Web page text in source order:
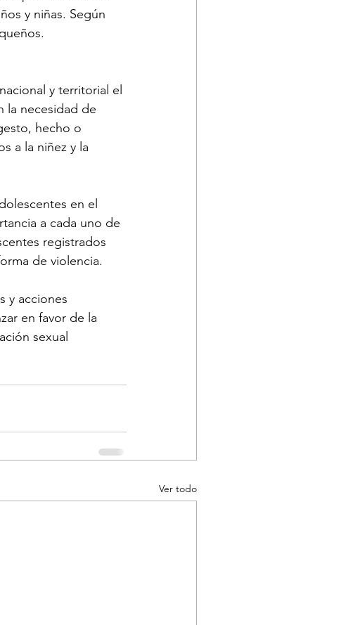
y niñas. Según
y territorial el
la necesidad de
hecho o
a la niñez y la
en el
a cada uno de
registrados
de violencia.
y acciones
en favor de la
sexual
Ver todo